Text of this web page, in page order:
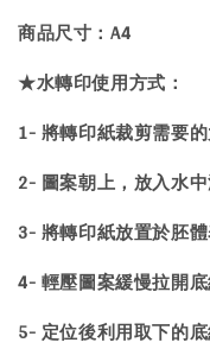
商品尺寸：A4
★水轉印使用方式：
1- 將轉印紙裁剪需要的
2- 圖案朝上，放入水
3- 將轉印紙放置於胚體
4- 輕壓圖案緩慢拉開
5- 定位後利用取下的